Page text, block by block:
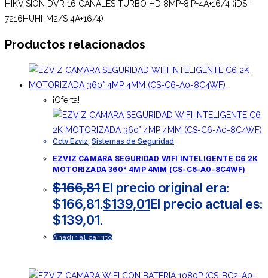
HIKVISION DVR 16 CANALES TURBO HD 8MP+8IP+4A+16/4 (iDS-
7216HUHI-M2/S 4A+16/4)
Productos relacionados
¡Oferta!
Cctv Ezviz, Sistemas de Seguridad
EZVIZ CAMARA SEGURIDAD WIFI INTELIGENTE C6 2K
MOTORIZADA 360° 4MP 4MM (CS-C6-A0-8C4WF)
$166,81 El precio original era:
$166,81.$139,01El precio actual es:
$139,01.
Añadir al carrito